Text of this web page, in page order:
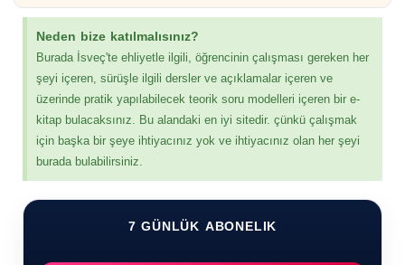
Neden bize katılmalısınız?
Burada İsveç'te ehliyetle ilgili, öğrencinin çalışması gereken her
şeyi içeren, sürüşle ilgili dersler ve açıklamalar içeren ve
üzerinde pratik yapılabilecek teorik soru modelleri içeren bir e-
kitap bulacaksınız. Bu alandaki en iyi sitedir. çünkü çalışmak
için başka bir şeye ihtiyacınız yok ve ihtiyacınız olan her şeyi
burada bulabilirsiniz.
7 GÜNLÜK ABONELIK